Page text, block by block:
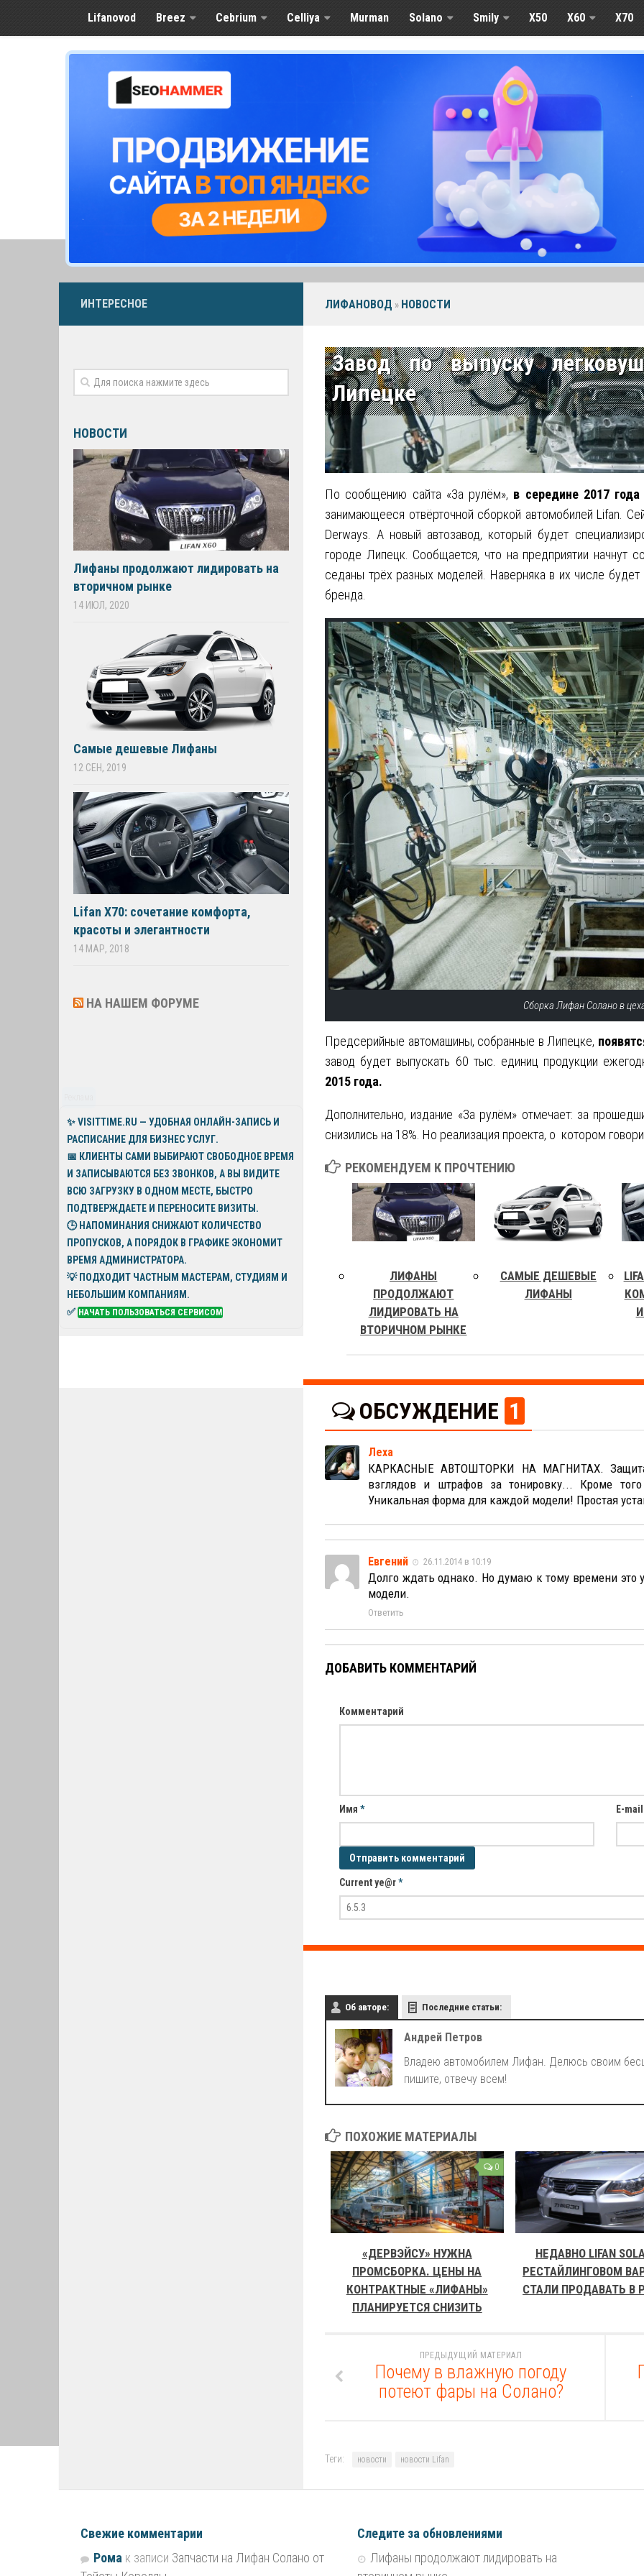
Lifanovod Breez Cebrium Celliya Murman Solano Smily X50 X60 Х70
ЛИФАНОВОД » НОВОСТИ
Завод по выпуску
Липецке
По сообщению сайта «За рулём», в середине 2017 года
занимающееся отвёрточной сборкой автомобилей Lifan.
Derways. А новый автозавод, который будет
городе Липецк. Сообщается, что на предприятии начнут
седаны трёх разных моделей. Наверняка в их числе
бренда.
Сборка Лифан Солано в
Предсерийные автомашины, собранные в Липецке,
завод будет выпускать 60 тыс. единиц продукции
2015 года.
Дополнительно, издание «За рулём» отмечает: за
снизились на 18%. Но реализация проекта, о котором
РЕКОМЕНДУЕМ К ПРОЧТЕНИЮ
ЛИФАНЫ
ПРОДОЛЖАЮТ
ЛИДИРОВАТЬ НА
ВТОРИЧНОМ РЫНКЕ
САМЫЕ ДЕШЕВЫЕ
ЛИФАНЫ
ОБСУЖДЕНИЕ 1
Леха
КАРКАСНЫЕ АВТОШТОРКИ НА МАГНИТАХ. Защита
взглядов и штрафов за тонировку... Кроме
Уникальная форма для каждой модели! Простая
Евгений 26.11.2014 в 10:19
Долго ждать однако. Но думаю к тому времени это
модели.
Ответить
ДОБАВИТЬ КОММЕНТАРИЙ
Комментарий
Имя * E-
Current ye@r*
Об авторе: Последние статьи:
Андрей Петров
Владею автомобилем Лифан. Делюсь своим
пишите, отвечу всем!
ПОХОЖИЕ МАТЕРИАЛЫ
0
«ДЕРВЭЙСУ» НУЖНА
ПРОМСБОРКА. ЦЕНЫ НА
КОНТРАКТНЫЕ «ЛИФАНЫ»
ПЛАНИРУЕТСЯ СНИЗИТЬ
НЕДАВНО LIFAN
РЕСТАЙЛИНГОВОМ
СТАЛИ ПРОДАВАТЬ В
ПРЕДЫДУЩИЙ МАТЕРИАЛ
Почему в влажную погоду
потеют фары на Солано?
Теги: новости новости Lifan
ИНТЕРЕСНОЕ
НОВОСТИ
Лифаны продолжают лидировать на
вторичном рынке
14 ИЮЛ, 2020
Самые дешевые Лифаны
12 СЕН, 2019
Lifan X70: сочетание комфорта,
красоты и элегантности
14 МАР, 2018
НА НАШЕМ ФОРУМЕ
✨VISITTIME.RU — УДОБНАЯ ОНЛАЙН-ЗАПИСЬ И
РАСПИСАНИЕ ДЛЯ БИЗНЕС УСЛУГ.
📅 КЛИЕНТЫ САМИ ВЫБИРАЮТ СВОБОДНОЕ ВРЕМЯ
И ЗАПИСЫВАЮТСЯ БЕЗ ЗВОНКОВ, А ВЫ ВИДИТЕ
ВСЮ ЗАГРУЗКУ В ОДНОМ МЕСТЕ, БЫСТРО
ПОДТВЕРЖДАЕТЕ И ПЕРЕНОСИТЕ ВИЗИТЫ.
🕒 НАПОМИНАНИЯ СНИЖАЮТ КОЛИЧЕСТВО
ПРОПУСКОВ, А ПОРЯДОК В ГРАФИКЕ ЭКОНОМИТ
ВРЕМЯ АДМИНИСТРАТОРА.
💡ПОДХОДИТ ЧАСТНЫМ МАСТЕРАМ, СТУДИЯМ И
НЕБОЛЬШИМ КОМПАНИЯМ.
✅ НАЧАТЬ ПОЛЬЗОВАТЬСЯ СЕРВИСОМ
Свежие комментарии
Рома к записи Запчасти на Лифан Солано от
Следите за обновлениями
Лифаны продолжают лидировать на